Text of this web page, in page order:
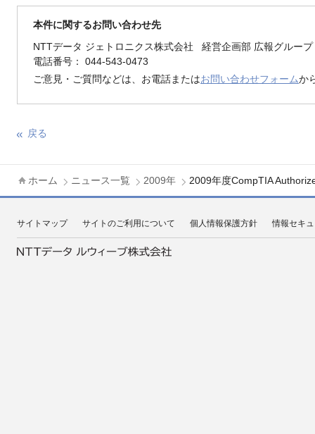
本件に関するお問い合わせ先
NTTデータ ジェトロニクス株式会社 経営企画部 広報グループ
電話番号： 044-543-0473
ご意見・ご質問などは、お電話またはお問い合わせフォームか
戻る
ホーム ニュース一覧 2009年 2009年度CompTIA
サイトマップ サイトのご利用について 個人情報保護方針 情報セキ